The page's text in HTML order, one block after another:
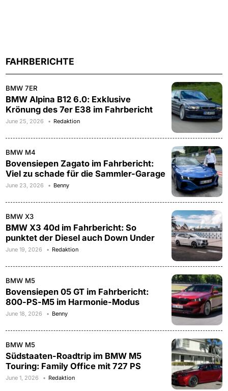
FAHRBERICHTE
BMW 7ER
BMW Alpina B12 6.0: Exklusive
Krönung des 7er E38 im Fahrbericht
June 25, 2026 Redaktion
BMW M4
Bovensiepen Zagato im Fahrbericht:
Viel zu schade für die Sammler-Garage
June 23, 2026 Benny
BMW X3
BMW X3 40d im Fahrbericht: So
punktet der Diesel auch Down Under
June 19, 2026 Redaktion
BMW M5
Bovensiepen 05 GT im Fahrbericht:
800-PS-M5 im Harmonie-Modus
June 18, 2026 Benny
BMW M5
Südstaaten-Roadtrip im BMW M5
Touring: Family Office mit 727 PS
June 1, 2026 Redaktion